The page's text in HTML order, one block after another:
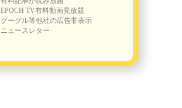
EPOCH TV有料動画見放題
グーグル等他社の広告非表示
ニュースレター